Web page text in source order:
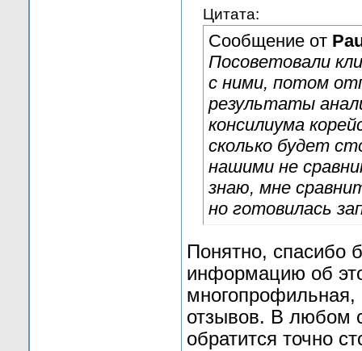
Цитата:
Сообщение от
Посоветовали
с ними, потом
результаты
консилиума
сколько будет
нашими не
знаю, мне
но готовилась
Понятно, спасибо
информацию об
многопрофильная,
отзывов. В любом
обратится точно